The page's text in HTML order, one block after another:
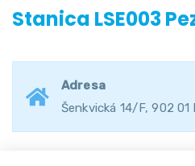
Stanica LSE003
Adresa
Šenkvická 14/F, 902 01